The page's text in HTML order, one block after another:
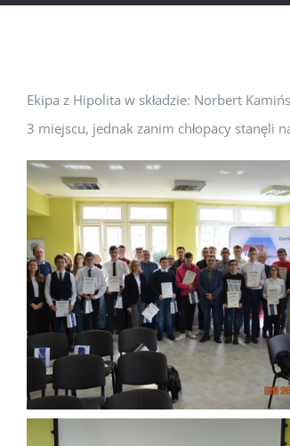
Ekipa z Hipolita w składzie: Norbert
3 miejscu, jednak zanim chłopacy stanęli